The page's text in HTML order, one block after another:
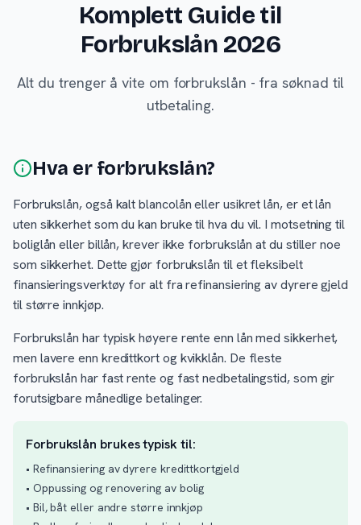
Komplett Guide til
Forbrukslån 2026
Alt du trenger å vite om forbrukslån - fra søknad til
utbetaling.
Hva er forbrukslån?
Forbrukslån, også kalt blancolån eller usikret lån, er et lån
uten sikkerhet som du kan bruke til hva du vil. I motsetning til
boliglån eller billån, krever ikke forbrukslån at du stiller noe
som sikkerhet. Dette gjør forbrukslån til et fleksibelt
finansieringsverktøy for alt fra refinansiering av dyrere gjeld
til større innkjøp.
Forbrukslån har typisk høyere rente enn lån med sikkerhet,
men lavere enn kredittkort og kvikklån. De fleste
forbrukslån har fast rente og fast nedbetalingstid, som gir
forutsigbare månedlige betalinger.
Forbrukslån brukes typisk til:
• Refinansiering av dyrere kredittkortgjeld
• Oppussing og renovering av bolig
• Bil, båt eller andre større innkjøp